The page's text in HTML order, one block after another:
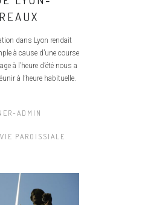
dans Lyon rendait
à cause d’une course
à l’heure d’été nous a
à l’heure habituelle.
ADMIN
VIE PAROISSIALE